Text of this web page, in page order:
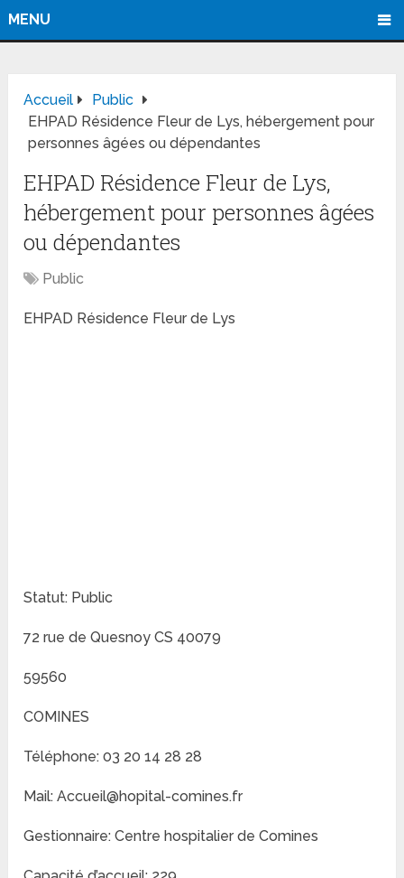
MENU
Accueil
Public
EHPAD Résidence Fleur de Lys, hébergement pour
personnes âgées ou dépendantes
EHPAD Résidence Fleur de Lys,
hébergement pour personnes âgées
ou dépendantes
Public
EHPAD Résidence Fleur de Lys
Statut: Public
72 rue de Quesnoy CS 40079
59560
COMINES
Téléphone: 03 20 14 28 28
Mail: Accueil@hopital-comines.fr
Gestionnaire: Centre hospitalier de Comines